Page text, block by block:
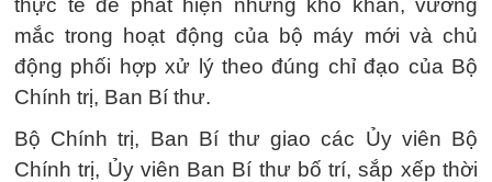
thực tế để phát hiện những khó khăn, vướng
mắc trong hoạt động của bộ máy mới và chủ
động phối hợp xử lý theo đúng chỉ đạo của Bộ
Chính trị, Ban Bí thư.
Bộ Chính trị, Ban Bí thư giao các Ủy viên Bộ
Chính trị, Ủy viên Ban Bí thư bố trí, sắp xếp thời